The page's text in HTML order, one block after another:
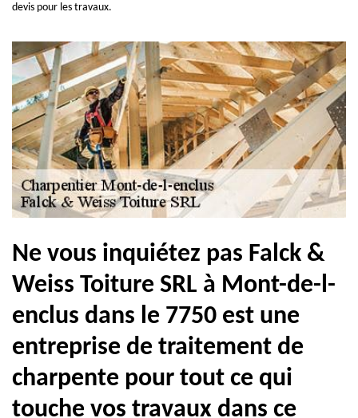
devis pour les travaux.
Ne vous inquiétez pas Falck &
Weiss Toiture SRL à Mont-de-l-
enclus dans le 7750 est une
entreprise de traitement de
charpente pour tout ce qui
touche vos travaux dans ce